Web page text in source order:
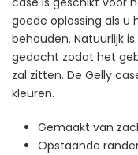
goede oplossing als u
behouden. Natuurlijk
gedacht zodat het
zal zitten. De Gelly
kleuren.
Gemaakt van
Opstaande